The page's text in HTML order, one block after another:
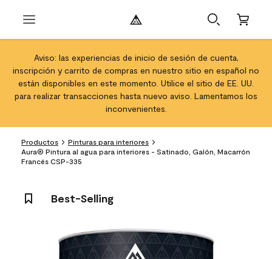
Aviso: las experiencias de inicio de sesión de cuenta,
inscripción y carrito de compras en nuestro sitio en español no
están disponibles en este momento. Utilice el sitio de EE. UU.
para realizar transacciones hasta nuevo aviso. Lamentamos los
inconvenientes.
Productos
Pinturas para interiores
Aura® Pintura al agua para interiores - Satinado, Galón, Macarrón
Francés CSP-335
Best-Selling